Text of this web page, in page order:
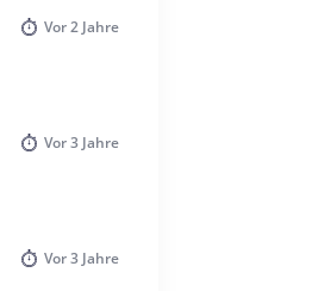
Vor2 Jahre
Vor3 Jahre
Vor3 Jahre